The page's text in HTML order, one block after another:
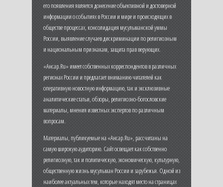
его появления является донесение объективной и достоверной
информации о событиях в России и мире и происходящих в
обществе процессах, консолидация мусульманской уммы
России, выявление случаев дискриминации по религиозным
и национальным признакам, защита прав верующих.
«Ансар.Ru» имеет собственных корреспондентов в различных
регионах России и предлагает вниманию читателей как
оперативную новостную информацию, так и эксклюзивные
аналитические статьи, обзоры, религиозно-богословские
материалы, мнения известных экспертов по различным
вопросам.
Материалы, публикуемые на «Ансар.Ru», рассчитаны на
самую широкую аудиторию. Сайт освещает как собственно
религиозную, так и политическую, экономическую, культурную,
общественную жизнь мусульман России и зарубежья. Одной из
наиболее актуальных тем, которые находят место на страницах